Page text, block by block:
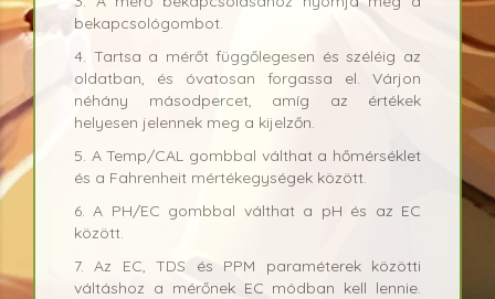
bekapcsológombot.
4. Tartsa a mérőt függőlegesen és széléig az
oldatban, és óvatosan forgassa el. Várjon
néhány másodpercet, amíg az értékek
helyesen jelennek meg a kijelzőn.
5. A Temp/CAL gombbal válthat a hőmérséklet
és a Fahrenheit mértékegységek között.
6. A PH/EC gombbal válthat a pH és az EC
között.
7. Az EC, TDS és PPM paraméterek közötti
váltáshoz a mérőnek EC módban kell lennie.